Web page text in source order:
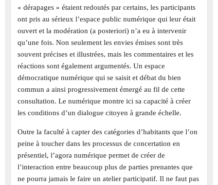
« dérapages » étaient redoutés par certains, les participants
ont pris au sérieux l’espace public numérique qui leur était
ouvert et la modération (a posteriori) n’a eu à intervenir
qu’une fois. Non seulement les envies émises sont très
souvent précises et illustrées, mais les commentaires et les
réactions sont également argumentés. Un espace
démocratique numérique qui se saisit et débat du bien
commun a ainsi progressivement émergé au fil de cette
consultation. Le numérique montre ici sa capacité à créer
les conditions d’un dialogue citoyen à grande échelle.
Outre la faculté à capter des catégories d’habitants que l’on
peine à toucher dans les processus de concertation en
présentiel, l’agora numérique permet de créer de
l’interaction entre beaucoup plus de parties prenantes que
ne pourra jamais le faire un atelier participatif. Il ne faut pas